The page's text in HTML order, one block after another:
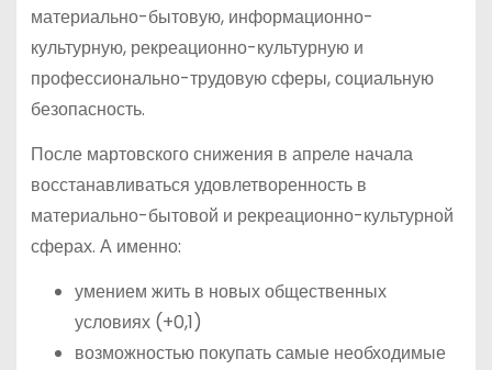
материально-бытовую, информационно-
культурную, рекреационно-культурную и
профессионально-трудовую сферы, социальную
безопасность.
После мартовского снижения в апреле начала
восстанавливаться удовлетворенность в
материально-бытовой и рекреационно-культурной
сферах. А именно:
умением жить в новых общественных
условиях (+0,1)
возможностью покупать самые необходимые